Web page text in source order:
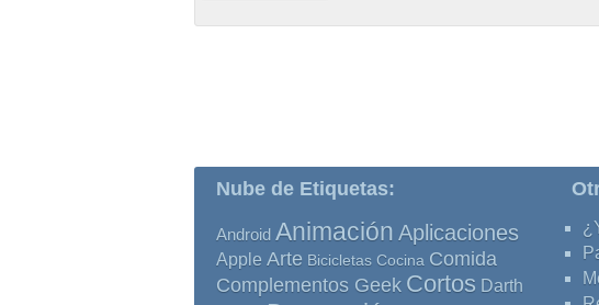
Nube de Etiquetas:
Android Animación Aplicaciones
Apple Arte Bicicletas Cocina Comida
Complementos Geek Cortos Darth